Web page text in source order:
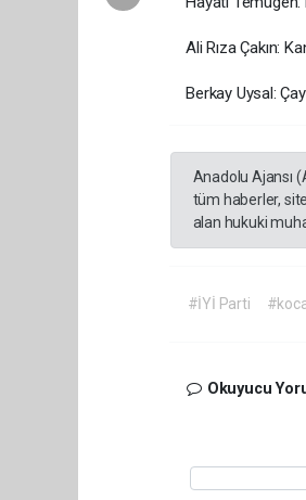
Ali Rıza Çakın:
Berkay Uysal:
Anadolu Ajansı
tüm haberler,
alan hukuki
#İYİ Parti
Okuyucu